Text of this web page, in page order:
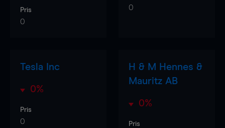
Pris
0
0
Tesla Inc
0%
Pris
0
H & M Hennes &
Mauritz AB
0%
Pris